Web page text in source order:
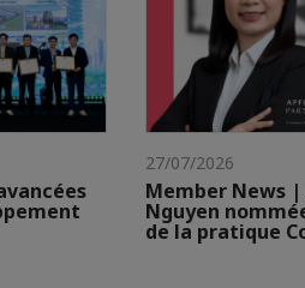
27/07/2026
Member News |
Nguyen
de la pratique